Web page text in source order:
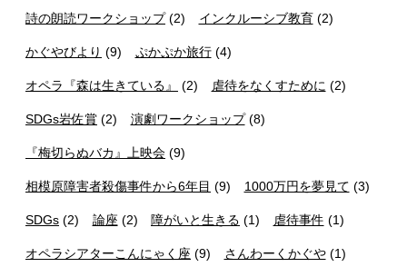
詩の朗読ワークショップ(2) インクルーシブ教育(2)
かぐやびより (9) ぷかぷか旅行(4)
オペラ『森は生きている』 (2) 虐待をなくすために (2)
SDGs岩佐賞 (2) 演劇ワークショップ(8)
『梅切らぬバカ』上映会 (9)
相模原障害者殺傷事件から6年目 (9) 1000万円を夢見て (3)
SDGs (2) 論座 (2) 障がいと生きる (1) 虐待事件 (1)
オペラシアターこんにゃく座 (9) さんわーくかぐや(1)